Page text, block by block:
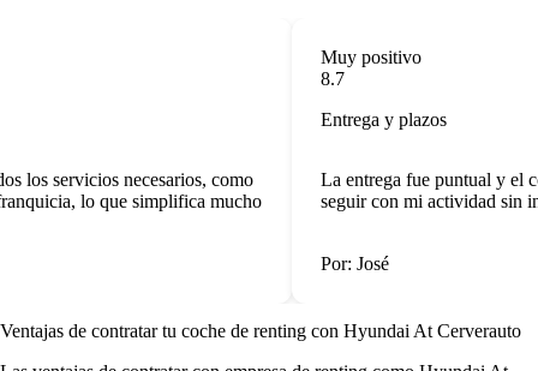
los servicios necesarios, como
lo que simplifica mucho
Muy positivo
8.7
Entrega y plazos
La entrega fue puntual y el
seguir con mi actividad sin
Por: José
Ventajas de contratar tu coche de renting con Hyundai At Cerverauto